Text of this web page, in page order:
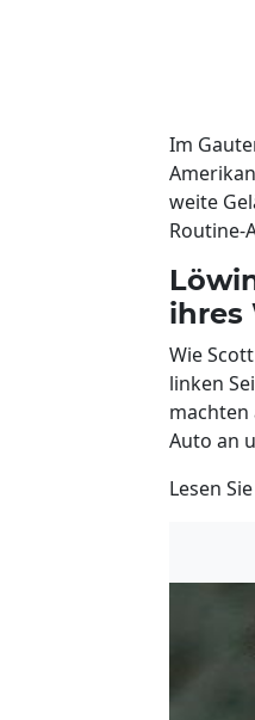
Im
weite
Routine-
ihres
Wie
linken
machten
Auto an
Lesen